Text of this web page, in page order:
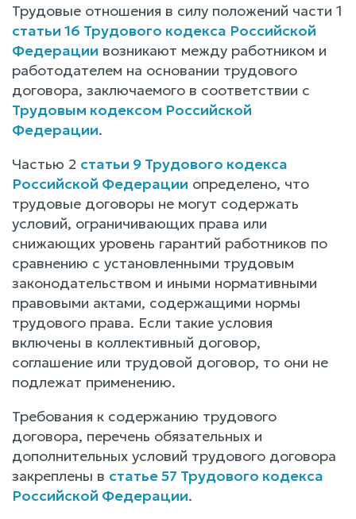
Трудовые отношения в силу положений части 1
статьи 16 Трудового кодекса Российской
Федерации возникают между работником и
работодателем на основании трудового
договора, заключаемого в соответствии с
Трудовым кодексом Российской
Федерации.
Частью 2 статьи 9 Трудового кодекса
Российской Федерации определено, что
трудовые договоры не могут содержать
условий, ограничивающих права или
снижающих уровень гарантий работников по
сравнению с установленными трудовым
законодательством и иными нормативными
правовыми актами, содержащими нормы
трудового права. Если такие условия
включены в коллективный договор,
соглашение или трудовой договор, то они не
подлежат применению.
Требования к содержанию трудового
договора, перечень обязательных и
дополнительных условий трудового договора
закреплены в статье 57 Трудового кодекса
Российской Федерации.